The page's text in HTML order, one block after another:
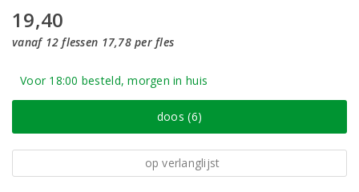
19,40
vanaf 12 flessen 17,78 per fles
Voor 18:00 besteld, morgen in huis
doos (6)
op verlanglijst